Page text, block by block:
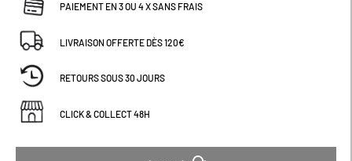
PAIEMENT EN 3 OU 4 X SANS FRAIS
LIVRAISON OFFERTE DÈS 120€
RETOURS SOUS 30 JOURS
CLICK & COLLECT 48H